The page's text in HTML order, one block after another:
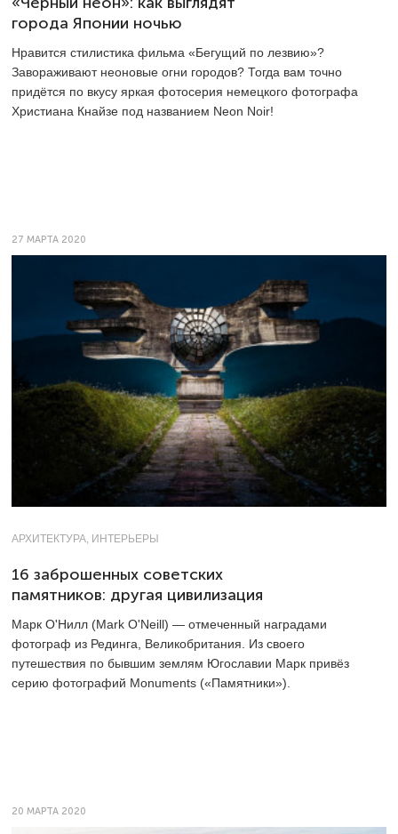
города Японии ночью
Нравится стилистика фильма «Бегущий по лезвию»?
Завораживают неоновые огни городов? Тогда вам точно
придётся по вкусу яркая фотосерия немецкого фотографа
Христиана Кнайзе под названием Neon Noir!
27 МАРТА 2020
АРХИТЕКТУРА, ИНТЕРЬЕРЫ
16 заброшенных советских
памятников: другая цивилизация
Марк О'Нилл (Mark O'Neill) — отмеченный наградами
фотограф из Рединга, Великобритания. Из своего
путешествия по бывшим землям Югославии Марк привёз
серию фотографий Monuments («Памятники»).
20 МАРТА 2020